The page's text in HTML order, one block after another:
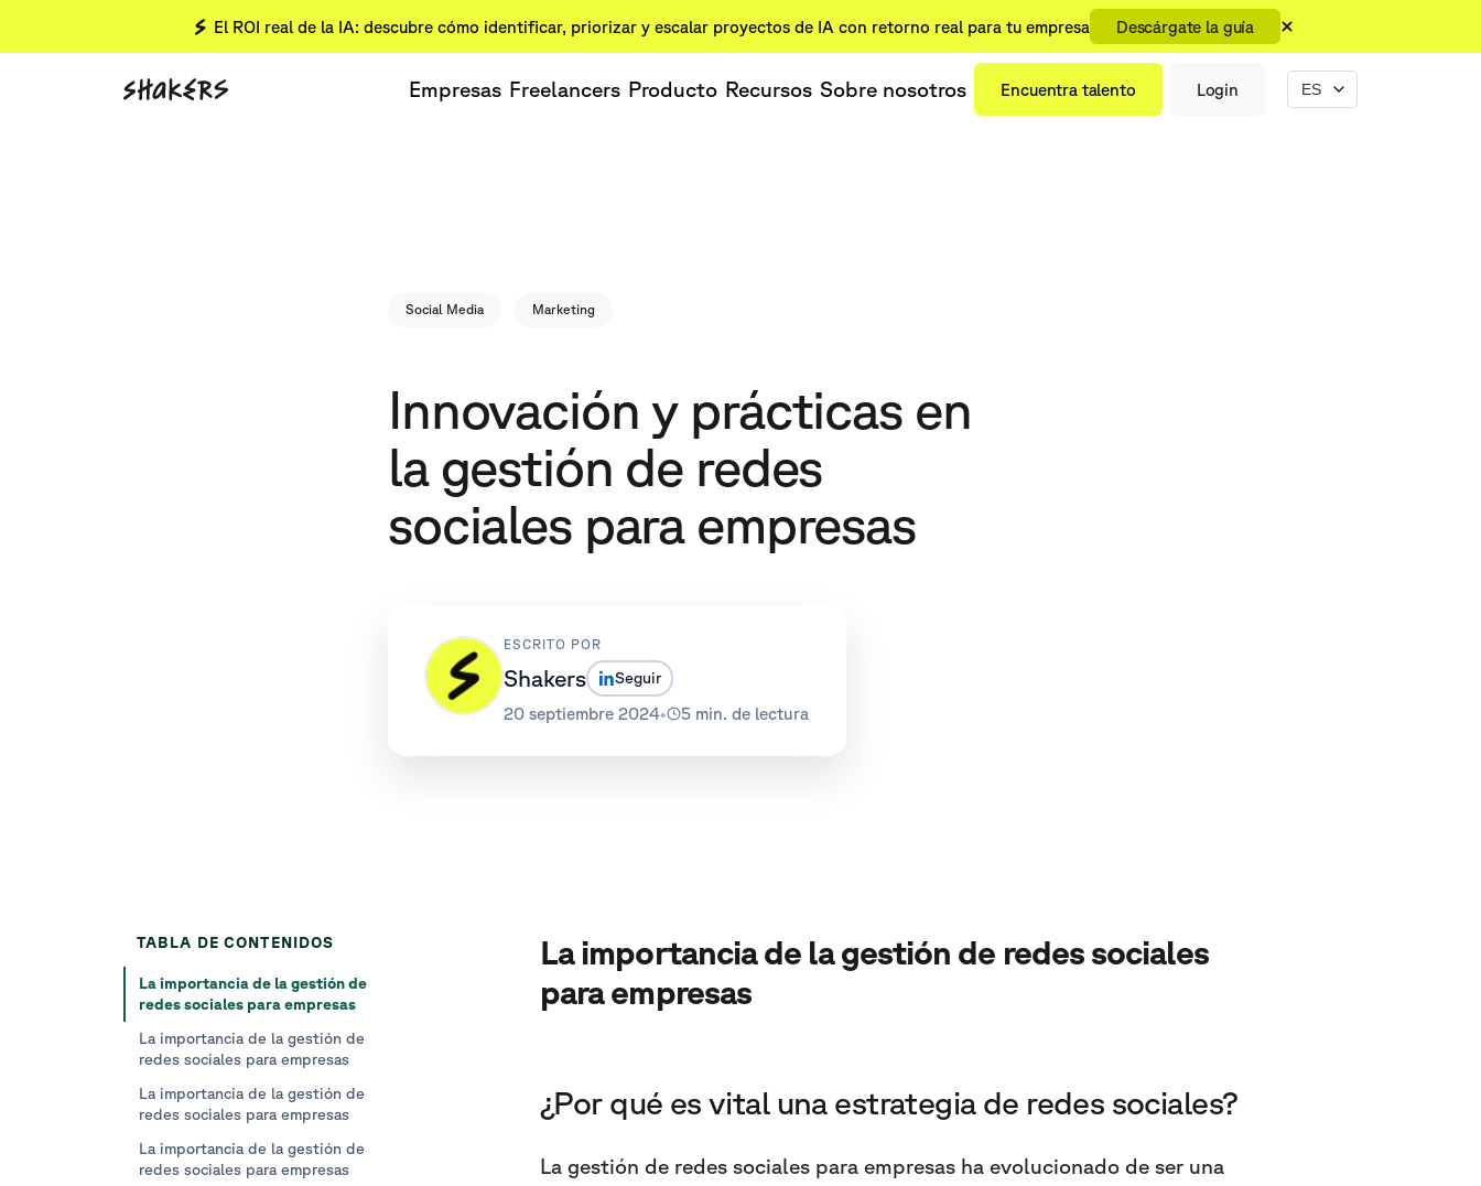
El ROI real de la IA: descubre cómo identificar, priorizar y escalar proyectos de IA con retorno real para tu empresa Descárgate la guía
Empresas Freelancers Producto Recursos Sobre nosotros Encuentra talento Login
Social Media Marketing
Innovación y prácticas en
la gestión de redes
sociales para empresas
ESCRITO POR
Shakers Seguir
20 septiembre 2024• 5 min. de lectura
TABLA DE CONTENIDOS
La importancia de la gestión de
redes sociales para empresas
La importancia de la gestión de
redes sociales para empresas
La importancia de la gestión de
redes sociales para empresas
La importancia de la gestión de
redes sociales para empresas
La importancia de la gestión de redes sociales
para empresas
¿Por qué es vital una estrategia de redes sociales?
La gestión de redes sociales para empresas ha evolucionado de ser una